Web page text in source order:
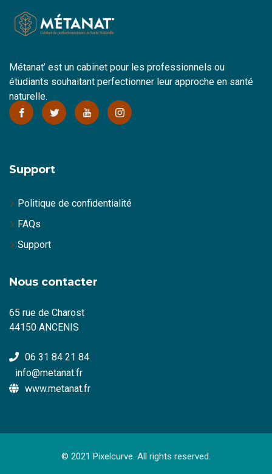
Métanat’ est un cabinet pour les professionnels ou
étudiants souhaitant perfectionner leur approche en santé
naturelle.
Support
Politique de confidentialité
FAQs
Support
Nous contacter
65 rue de Charost
44150 ANCENIS
06 31 84 21 84
info@metanat.fr
www.metanat.fr
© 2021 Pixelcurve. All rights reserved.